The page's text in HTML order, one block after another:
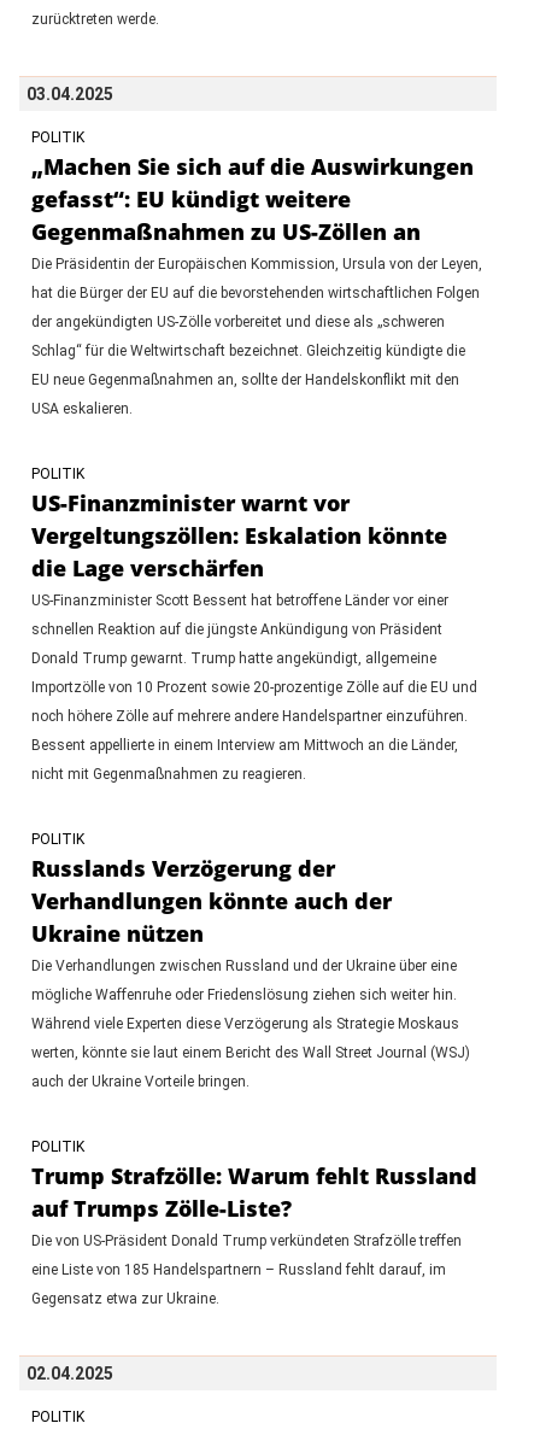
zurücktreten werde.
03.04.2025
POLITIK
„Machen Sie sich auf die Auswirkungen
gefasst“: EU kündigt weitere
Gegenmaßnahmen zu US-Zöllen an
Die Präsidentin der Europäischen Kommission, Ursula von der Leyen,
hat die Bürger der EU auf die bevorstehenden wirtschaftlichen Folgen
der angekündigten US-Zölle vorbereitet und diese als „schweren
Schlag“ für die Weltwirtschaft bezeichnet. Gleichzeitig kündigte die
EU neue Gegenmaßnahmen an, sollte der Handelskonflikt mit den
USA eskalieren.
POLITIK
US-Finanzminister warnt vor
Vergeltungszöllen: Eskalation könnte
die Lage verschärfen
US-Finanzminister Scott Bessent hat betroffene Länder vor einer
schnellen Reaktion auf die jüngste Ankündigung von Präsident
Donald Trump gewarnt. Trump hatte angekündigt, allgemeine
Importzölle von 10 Prozent sowie 20-prozentige Zölle auf die EU und
noch höhere Zölle auf mehrere andere Handelspartner einzuführen.
Bessent appellierte in einem Interview am Mittwoch an die Länder,
nicht mit Gegenmaßnahmen zu reagieren.
POLITIK
Russlands Verzögerung der
Verhandlungen könnte auch der
Ukraine nützen
Die Verhandlungen zwischen Russland und der Ukraine über eine
mögliche Waffenruhe oder Friedenslösung ziehen sich weiter hin.
Während viele Experten diese Verzögerung als Strategie Moskaus
werten, könnte sie laut einem Bericht des Wall Street Journal (WSJ)
auch der Ukraine Vorteile bringen.
POLITIK
Trump Strafzölle: Warum fehlt Russland
auf Trumps Zölle-Liste?
Die von US-Präsident Donald Trump verkündeten Strafzölle treffen
eine Liste von 185 Handelspartnern – Russland fehlt darauf, im
Gegensatz etwa zur Ukraine.
02.04.2025
POLITIK